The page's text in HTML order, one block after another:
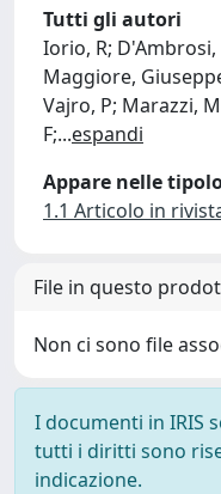
Tutti gli autori
Iorio, R;
Maggiore,
Vajro, P; Marazzi,
F;...espandi
Appare nelle
1.1 Articolo in
File in questo
Non ci sono file
I documenti in IRIS
tutti i diritti sono
indicazione.